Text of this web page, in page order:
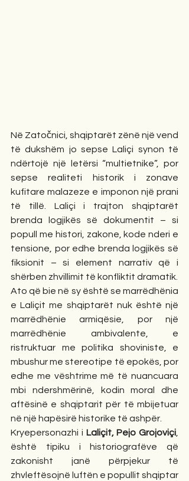
Në Zatočnici, shqiptarët zënë një vend
të dukshëm jo sepse Laliçi synon të
ndërtojë një letërsi “multietnike”, por
sepse realiteti historik i zonave
kufitare malazeze e imponon një prani
të tillë. Laliçi i trajton shqiptarët
brenda logjikës së dokumentit – si
popull me histori, zakone, kode nderi e
tensione, por edhe brenda logjikës së
fiksionit – si element narrativ që i
shërben zhvillimit të konfliktit dramatik.
Ato që bie në sy është se marrëdhënia
e Laliçit me shqiptarët nuk është një
marrëdhënie armiqësie, por një
marrëdhënie ambivalente, e
ristruktuar me politika shoviniste, e
mbushur me stereotipe të epokës, por
edhe me vështrime më të nuancuara
mbi ndershmërinë, kodin moral dhe
aftësinë e shqiptarit për të mbijetuar
në një hapësirë historike të ashpër.
Kryepersonazhi i Laliçit, Pejo Grojoviçi
është tipiku i historiografëve që
zakonisht janë përpjekur të
zhvleftësojnë luftën e popullit shqiptar